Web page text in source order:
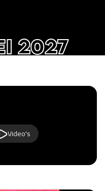
2027
Video's